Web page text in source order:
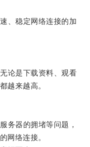
、稳定网络连接的加
论是下载资料、观看
越来越高。
器的拥堵等问题，
网络连接。